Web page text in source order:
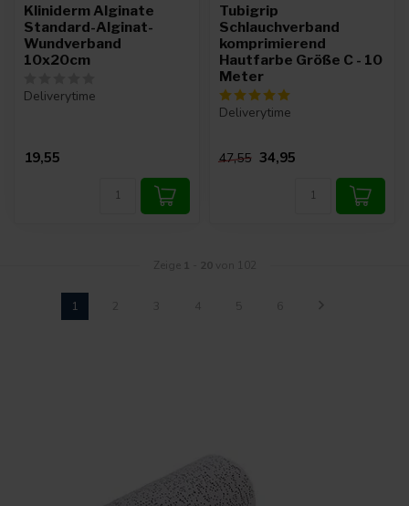
Kliniderm Alginate
Standard-Alginat-
Wundverband
10x20cm
Deliverytime
19,55
Tubigrip
Schlauchverband
komprimierend
Hautfarbe Größe C - 10
Meter
Deliverytime
47,55 34,95
Zeige 1 20 von 102
1 2 6